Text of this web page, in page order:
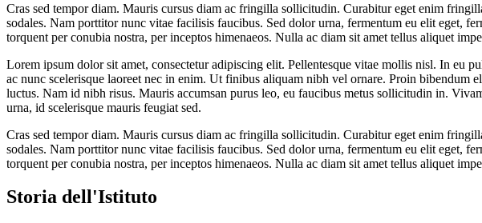
Cras sed tempor diam. Mauris cursus diam ac fringilla sollicitudin. Curabitur eget enim
sodales. Nam porttitor nunc vitae facilisis faucibus. Sed dolor urna, fermentum eu elit eget,
torquent per conubia nostra, per inceptos himenaeos. Nulla ac diam sit amet tellus aliquet
Lorem ipsum dolor sit amet, consectetur adipiscing elit. Pellentesque vitae mollis nisl. In eu
ac nunc scelerisque laoreet nec in enim. Ut finibus aliquam nibh vel ornare. Proin
luctus. Nam id nibh risus. Mauris accumsan purus leo, eu faucibus metus sollicitudin in.
urna, id scelerisque mauris feugiat sed.
Cras sed tempor diam. Mauris cursus diam ac fringilla sollicitudin. Curabitur eget enim
sodales. Nam porttitor nunc vitae facilisis faucibus. Sed dolor urna, fermentum eu elit eget,
torquent per conubia nostra, per inceptos himenaeos. Nulla ac diam sit amet tellus aliquet
Storia dell'Istituto